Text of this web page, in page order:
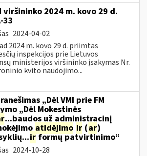
viršininko 2024 m. kovo 29 d.
33
2024-04-02
2024 m. kovo 29 d. priimtas
inspekcijos prie Lietuvos
ministerijos viršininko įsakymas Nr.
kvito naudojimo...
„Dėl VMI prie FM
„Dėl Mokestinės
...baudos už administracinį
atidėjimo ir (ar)
irformų patvirtinimo“
2024-10-28